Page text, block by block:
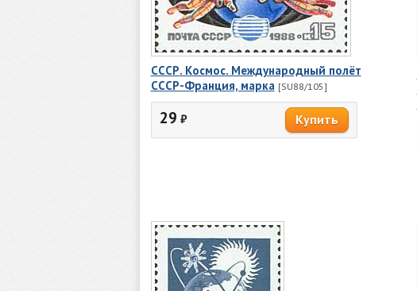
СССР. Космос. Международный полёт
СССР-Франция, марка [SU88/105]
29 ₽